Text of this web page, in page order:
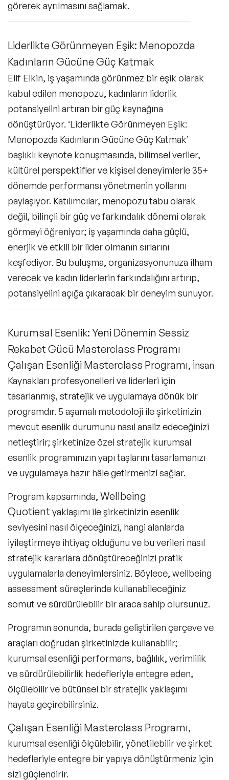
görerek ayrılmasını sağlamak.
Liderlikte Görünmeyen Eşik: Menopozda
Kadınların Gücüne Güç Katmak
Elif Elkin, iş yaşamında görünmez bir eşik olarak
kabul edilen menopozu, kadınların liderlik
potansiyelini artıran bir güç kaynağına
dönüştürüyor. ‘Liderlikte Görünmeyen Eşik:
Menopozda Kadınların Gücüne Güç Katmak’
başlıklı keynote konuşmasında, bilimsel veriler,
kültürel perspektifler ve kişisel deneyimlerle 35+
dönemde performansı yönetmenin yollarını
paylaşıyor. Katılımcılar, menopozu tabu olarak
değil, bilinçli bir güç ve farkındalık dönemi olarak
görmeyi öğreniyor; iş yaşamında daha güçlü,
enerjik ve etkili bir lider olmanın sırlarını
keşfediyor. Bu buluşma, organizasyonunuza ilham
verecek ve kadın liderlerin farkındalığını artırıp,
potansiyelini açığa çıkaracak bir deneyim sunuyor.
Kurumsal Esenlik: Yeni Dönemin Sessiz
Rekabet Gücü Masterclass Programı
Çalışan Esenliği Masterclass Programı, İnsan
Kaynakları profesyonelleri ve liderleri için
tasarlanmış, stratejik ve uygulamaya dönük bir
programdır. 5 aşamalı metodoloji ile şirketinizin
mevcut esenlik durumunu nasıl analiz edeceğinizi
netleştirir; şirketinize özel stratejik kurumsal
esenlik programınızın yapı taşlarını tasarlamanızı
ve uygulamaya hazır hâle getirmenizi sağlar.
Program kapsamında, Wellbeing
Quotient yaklaşımı ile şirketinizin esenlik
seviyesini nasıl ölçeceğinizi, hangi alanlarda
iyileştirmeye ihtiyaç olduğunu ve bu verileri nasıl
stratejik kararlara dönüştüreceğinizi pratik
uygulamalarla deneyimlersiniz. Böylece, wellbeing
assessment süreçlerinde kullanabileceğiniz
somut ve sürdürülebilir bir araca sahip olursunuz.
Programın sonunda, burada geliştirilen çerçeve ve
araçları doğrudan şirketinizde kullanabilir;
kurumsal esenliği performans, bağlılık, verimlilik
ve sürdürülebilirlik hedefleriyle entegre eden,
ölçülebilir ve bütünsel bir stratejik yaklaşımı
hayata geçirebilirsiniz.
Çalışan Esenliği Masterclass Programı,
kurumsal esenliği ölçülebilir, yönetilebilir ve şirket
hedefleriyle entegre bir yapıya dönüştürmeniz için
sizi güçlendirir.